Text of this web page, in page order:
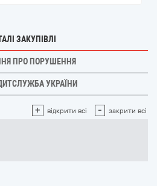
ЗАКУПІВЛІ
ПРО ПОРУШЕННЯ
УКРАЇНИ
+ відкрити всі - закрити всі